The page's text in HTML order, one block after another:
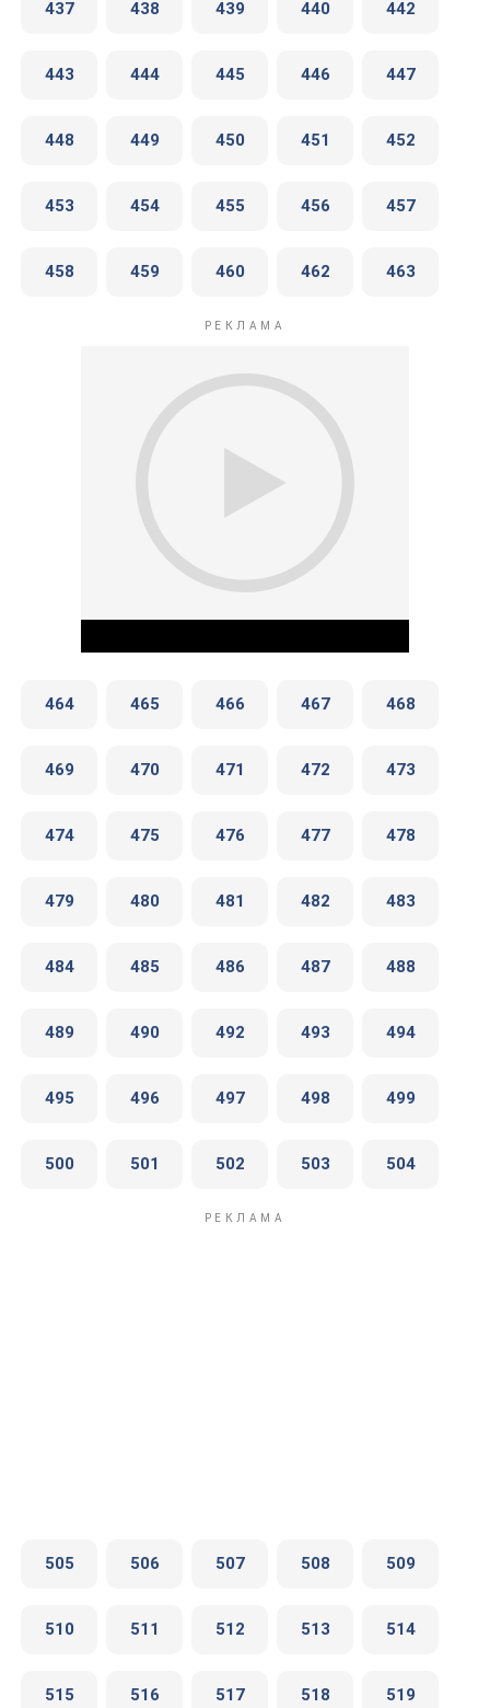
437 438 439 440 442
443 444 445 446 447
448 449 450 451 452
453 454 455 456 457
458 459 460 462 463
Play Video
464 465 466 467 468
469 470 471 472 473
474 475 476 477 478
479 480 481 482 483
484 485 486 487 488
489 490 492 493 494
495 496 497 498 499
500 501 502 503 504
505 506 507 508 509
510 511 512 513 514
515 516 517 518 519